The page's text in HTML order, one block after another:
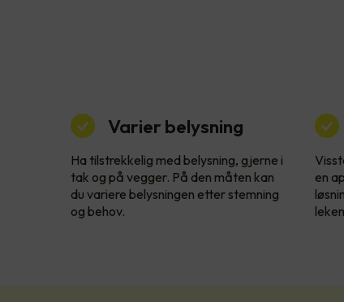
Varier belysning
Ha tilstrekkelig med belysning, gjerne i
tak og på vegger. På den måten kan
du variere belysningen etter stemning
og behov.
en